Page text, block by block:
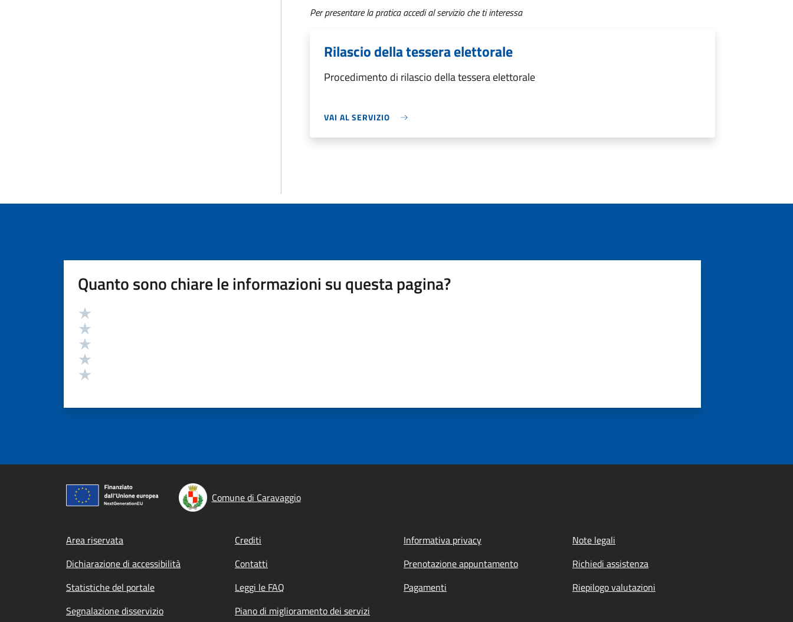
Per presentare la pratica accedi al servizio che ti interessa
Rilascio della tessera elettorale
Procedimento di rilascio della tessera elettorale
VAI AL SERVIZIO
Quanto sono chiare le informazioni su questa pagina?
Valutazione
Comune di Caravaggio
Footer menu
Area riservata Crediti Informativa privacy
Note legali
Dichiarazione di accessibilità
Contatti Prenotazione appuntamento
Richiedi assistenza
Statistiche del portale
Leggi le FAQ Pagamenti
Riepilogo valutazioni
Segnalazione disservizio
Piano di miglioramento dei servizi